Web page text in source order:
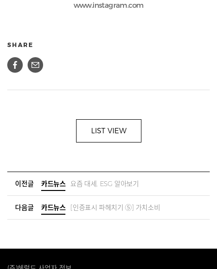
www.instagram.com
SHARE
LIST VIEW
이전글 카드뉴스 요즘 대세, ESG 알아보기
다음글 카드뉴스 [인증표시 파헤치기 ⑤] 가치소비